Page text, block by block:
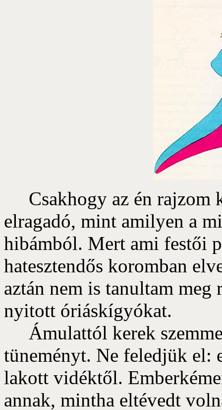
Csakhogy az én rajzom
elragadó, mint amilyen a
hibámból. Mert ami festői
hatesztendős koromban
aztán nem is tanultam
nyitott óriáskígyókat.
Ámulattól kerek
tüneményt. Ne feledjük el:
lakott vidéktől.
annak, mintha eltévedt